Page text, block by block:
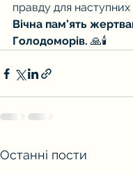
правду для наступних
Вічна пам’ять
Голодоморів. 🙏🕯️
Останні пости